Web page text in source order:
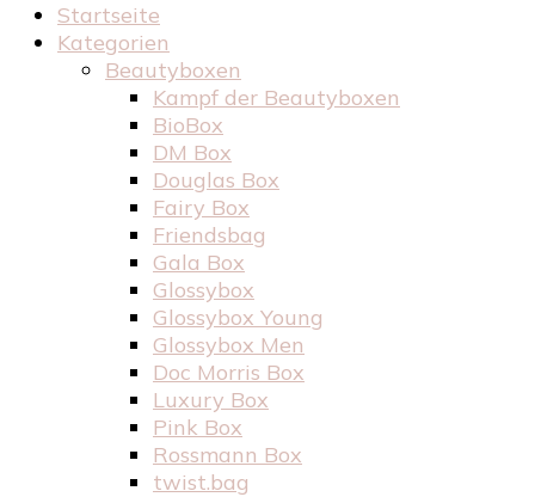
Startseite
Kategorien
Beautyboxen
Kampf der Beautyboxen
BioBox
DM Box
Douglas Box
Fairy Box
Friendsbag
Gala Box
Glossybox
Glossybox Young
Glossybox Men
Doc Morris Box
Luxury Box
Pink Box
Rossmann Box
twist.bag